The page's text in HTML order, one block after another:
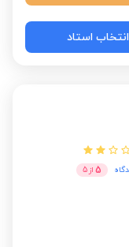
انتخاب استاد
5 از 5